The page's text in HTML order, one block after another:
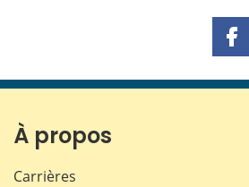
À propos
Carrières